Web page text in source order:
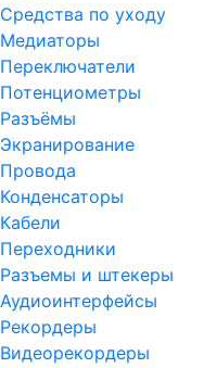
Средства по уходу
Медиаторы
Переключатели
Потенциометры
Разъёмы
Экранирование
Провода
Конденсаторы
Кабели
Переходники
Разъемы и штекеры
Аудиоинтерфейсы
Рекордеры
Видеорекордеры